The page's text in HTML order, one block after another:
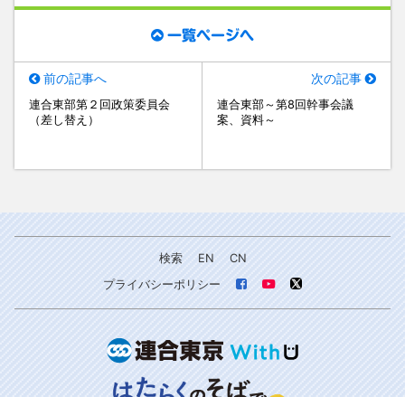
一覧ページへ
前の記事へ
連合東部第２回政策委員会
（差し替え）
次の記事
連合東部～第8回幹事会議
案、資料～
検索 EN
CN
プライバシーポリシー